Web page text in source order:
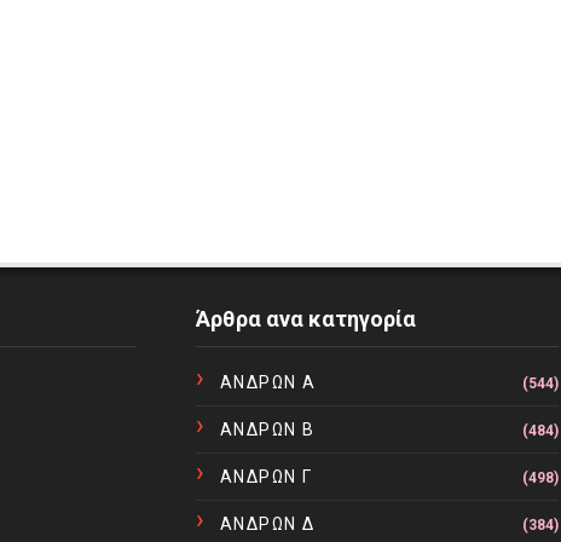
Άρθρα ανα κατηγορία
ΑΝΔΡΩΝ Α (544)
ΑΝΔΡΩΝ Β (484)
ΑΝΔΡΩΝ Γ (498)
ΑΝΔΡΩΝ Δ (384)